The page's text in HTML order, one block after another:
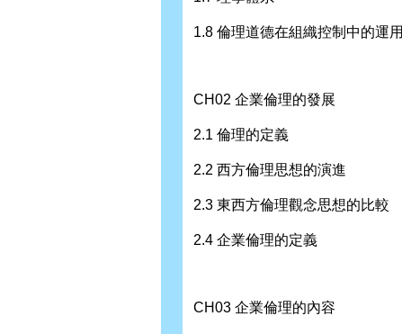
1.8 倫理道德在組織控制中的運用
CH02 企業倫理的發展
2.1 倫理的定義
2.2 西方倫理思想的演進
2.3 東西方倫理觀念思想的比較
2.4 企業倫理的定義
CH03 企業倫理的內容